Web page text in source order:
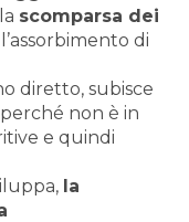
scomparsa dei
di
diretto, subisce
non è in
e quindi
la